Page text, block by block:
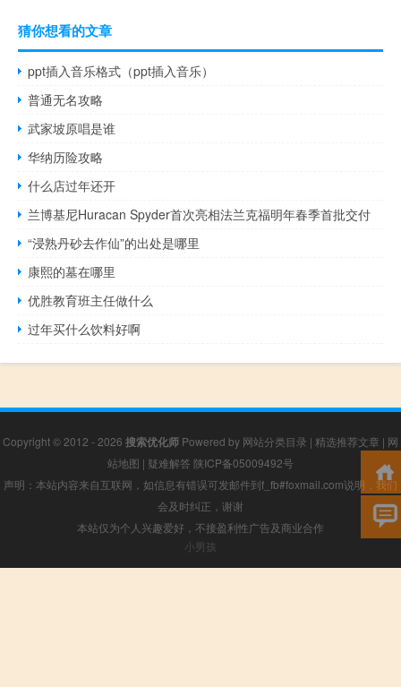
猜你想看的文章
ppt插入音乐格式（ppt插入音乐）
普通无名攻略
武家坡原唱是谁
华纳历险攻略
什么店过年还开
兰博基尼Huracan Spyder首次亮相法兰克福明年春季首批交付
“浸熟丹砂去作仙”的出处是哪里
康熙的墓在哪里
优胜教育班主任做什么
过年买什么饮料好啊
Copyright © 2012 - 2026 搜索优化师 Powered by 网站分类目录 | 精选推荐文章 | 网
站地图 | 疑难解答 陕ICP备05009492号
声明：本站内容来自互联网，如信息有错误可发邮件到f_fb#foxmail.com说明，我们
会及时纠正，谢谢
本站仅为个人兴趣爱好，不接盈利性广告及商业合作
小男孩